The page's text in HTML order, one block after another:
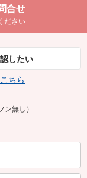
合せ
ださい
したい
こちら
ン無し）